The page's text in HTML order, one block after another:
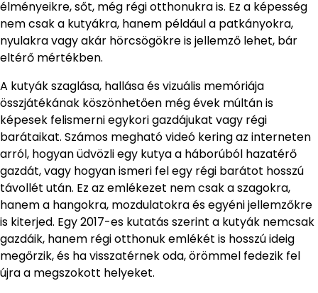
élményeikre, sőt, még régi otthonukra is. Ez a képesség
nem csak a kutyákra, hanem például a patkányokra,
nyulakra vagy akár hörcsögökre is jellemző lehet, bár
eltérő mértékben.
A kutyák szaglása, hallása és vizuális memóriája
összjátékának köszönhetően még évek múltán is
képesek felismerni egykori gazdájukat vagy régi
barátaikat. Számos megható videó kering az interneten
arról, hogyan üdvözli egy kutya a háborúból hazatérő
gazdát, vagy hogyan ismeri fel egy régi barátot hosszú
távollét után. Ez az emlékezet nem csak a szagokra,
hanem a hangokra, mozdulatokra és egyéni jellemzőkre
is kiterjed. Egy 2017-es kutatás szerint a kutyák nemcsak
gazdáik, hanem régi otthonuk emlékét is hosszú ideig
megőrzik, és ha visszatérnek oda, örömmel fedezik fel
újra a megszokott helyeket.